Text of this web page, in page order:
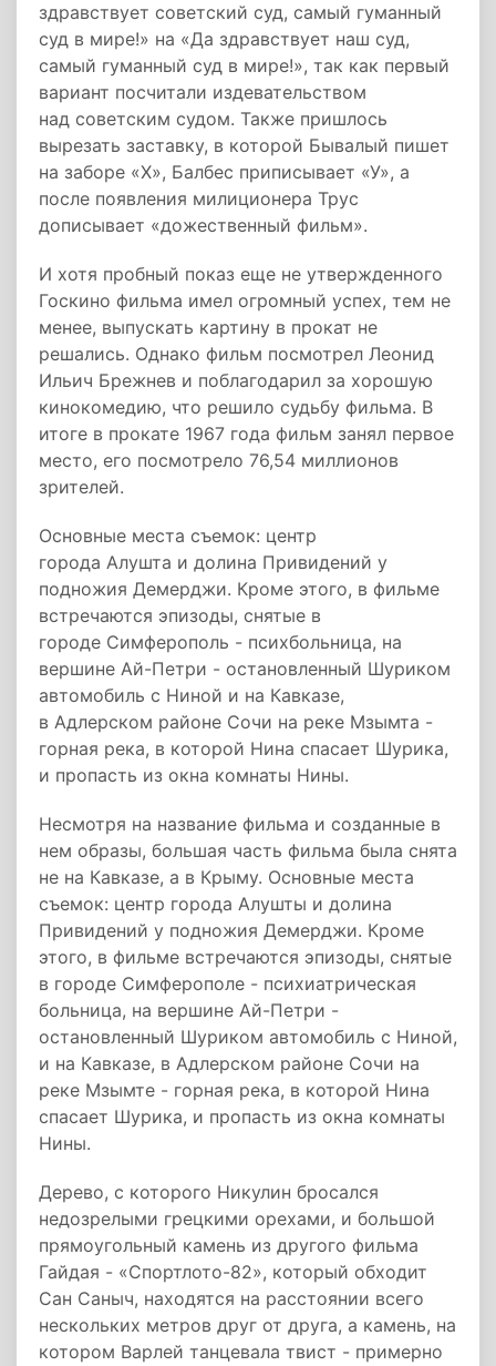
здравствует советский суд, самый гуманный
суд в мире!» на «Да здравствует наш суд,
самый гуманный суд в мире!», так как первый
вариант посчитали издевательством
над советским судом. Также пришлось
вырезать заставку, в которой Бывалый пишет
на заборе «Х», Балбес приписывает «У», а
после появления милиционера Трус
дописывает «дожественный фильм».
И хотя пробный показ еще не утвержденного
Госкино фильма имел огромный успех, тем не
менее, выпускать картину в прокат не
решались. Однако фильм посмотрел Леонид
Ильич Брежнев и поблагодарил за хорошую
кинокомедию, что решило судьбу фильма. В
итоге в прокате 1967 года фильм занял первое
место, его посмотрело 76,54 миллионов
зрителей.
Основные места съемок: центр
города Алушта и долина Привидений у
подножия Демерджи. Кроме этого, в фильме
встречаются эпизоды, снятые в
городе Симферополь - психбольница, на
вершине Ай-Петри - остановленный Шуриком
автомобиль с Ниной и на Кавказе,
в Адлерском районе Сочи на реке Мзымта -
горная река, в которой Нина спасает Шурика,
и пропасть из окна комнаты Нины.
Несмотря на название фильма и созданные в
нем образы, большая часть фильма была снята
не на Кавказе, а в Крыму. Основные места
съемок: центр города Алушты и долина
Привидений у подножия Демерджи. Кроме
этого, в фильме встречаются эпизоды, снятые
в городе Симферополе - психиатрическая
больница, на вершине Ай-Петри -
остановленный Шуриком автомобиль с Ниной,
и на Кавказе, в Адлерском районе Сочи на
реке Мзымте - горная река, в которой Нина
спасает Шурика, и пропасть из окна комнаты
Нины.
Дерево, с которого Никулин бросался
недозрелыми грецкими орехами, и большой
прямоугольный камень из другого фильма
Гайдая - «Спортлото-82», который обходит
Сан Саныч, находятся на расстоянии всего
нескольких метров друг от друга, а камень, на
котором Варлей танцевала твист - примерно